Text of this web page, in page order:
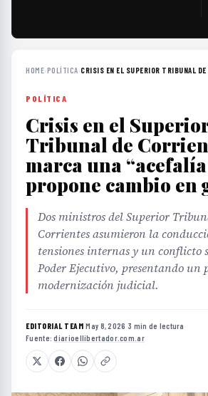
HOME›POLÍTICA›CRISIS EN EL SUPERIOR TRIBUNAL
POLÍTICA
Crisis en el
Tribunal de
marca una
propone cambio en
Dos ministros del Superior
Corrientes asumieron la
tensiones internas y un conflicto
Poder Ejecutivo, presentando un
modernización judicial.
EDITORIAL TEAM·May 8, 2026 ·3 min de lectura ·
Fuente:diarioellibertador.com.ar